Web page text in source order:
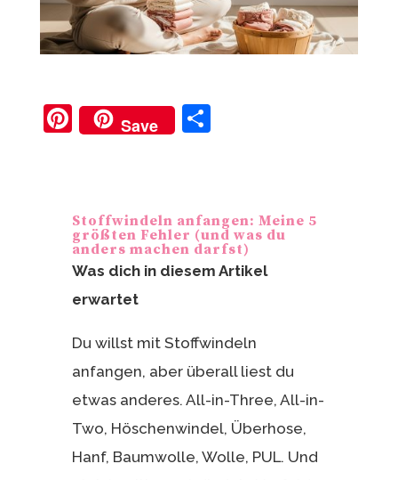
Pi
st
Save
T
Stoffwindeln anfangen: Meine 5
größten Fehler (und was du
anders machen darfst)
Was dich in diesem Artikel
erwartet
Du willst mit Stoffwindeln
anfangen, aber überall liest du
etwas anderes. All-in-Three, All-in-
Two, Höschenwindel, Überhose,
Hanf, Baumwolle, Wolle, PUL. Und